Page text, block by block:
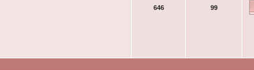
646 99